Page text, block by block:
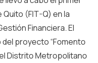
(FIT-Q) en la
Financiera. El
proyecto “Fomento
Distrito Metropolitano